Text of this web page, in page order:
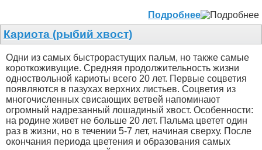
Подробнее
Кариота (рыбий хвост)
Одни из самых быстрорастущих пальм, но также самые
короткоживущие. Средняя продолжительность жизни
одноствольной кариоты всего 20 лет. Первые соцветия
появляются в пазухах верхних листьев. Соцветия из
многочисленных свисающих ветвей напоминают
огромный надрезанный лошадиный хвост. Особенности:
на родине живет не больше 20 лет. Пальма цветет один
раз в жизни, но в течении 5-7 лет, начиная сверху. После
окончания периода цветения и образования самых